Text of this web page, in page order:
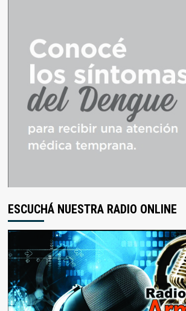
ESCUCHÁ NUESTRA RADIO ONLINE